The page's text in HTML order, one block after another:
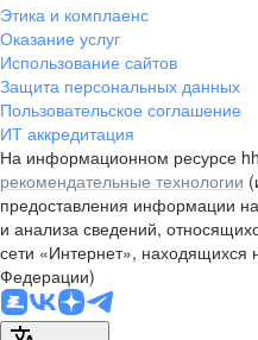
Королев
Котельники
Томилино
Химки
Мытищи
Этика и комплаенс
Оказание услуг
Использование сайтов
Защита персональных данных
Пользовательское соглашение
ИТ аккредитация
На информационном ресурсе
рекомендательные технологии
предоставления информации
и анализа сведений,
сети «Интернет», находящихся
Федерации)